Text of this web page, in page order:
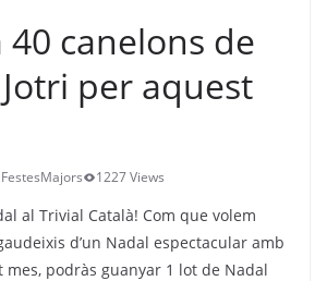
40 canelons de
per aquest
FestesMajors 1227 Views
al Trivial Català! Com que volem
d’un Nadal espectacular amb
mes, podràs guanyar 1 lot de Nadal